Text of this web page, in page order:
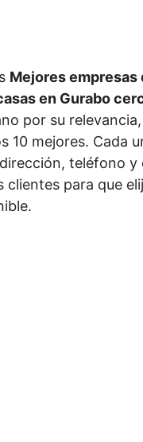
Mejores empresas
en Gurabo
por su
10 mejores. Cada
teléfono y
clientes para que